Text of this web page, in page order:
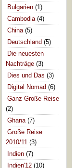
Bulgarien (1)
Cambodia (4)
China (5)
Deutschland (5)
Die neuesten
Nachträge (3)
Dies und Das (3)
Digital Nomad (6)
Ganz Große Reise
(2)
Ghana (7)
Große Reise
2010/11 (3)
Indien (7)
Indien'12 (10)